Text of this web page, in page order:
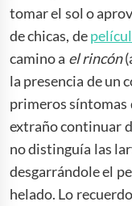
tomar el sol o
de chicas, de
camino a el rincón
la presencia de un
primeros síntomas
extraño continuar
no distinguía las
desgarrándole el
helado. Lo